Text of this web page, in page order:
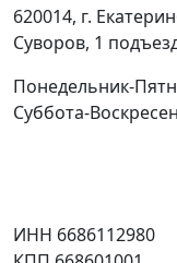
ИНН 6686112980
620014, г.
Суворов, 1
Понедельник-
Суббота-